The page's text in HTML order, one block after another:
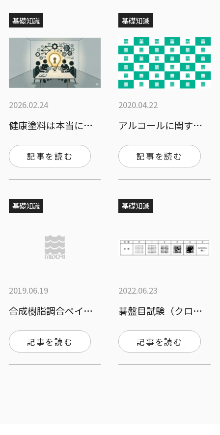
基礎知識
2026.02.24
健康塗料は本当に良いもの？リスク・経営・…
記事を読む
基礎知識
2020.04.22
アルコールに関するQ＆A
記事を読む
基礎知識
2019.06.19
合成樹脂調合ペイント「ダイドーマリンフラ…
記事を読む
基礎知識
2022.06.23
碁盤目試験（クロスカット試験）とは？試験…
記事を読む